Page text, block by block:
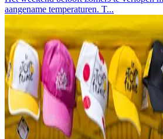
aangename temperaturen. T...